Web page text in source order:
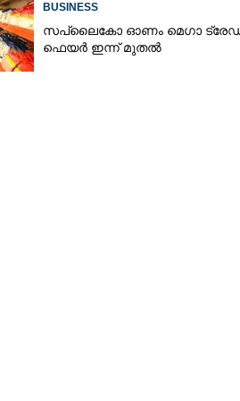
BUSINESS
സപ്ലൈകോ ഓണം മെഗാ
ഫെയർ ഇന്ന് മുതൽ